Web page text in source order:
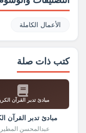
الأعمال الكاملة
كتب ذات صلة
مبادئ تدبر القرآن
مبادئ تدبر القرآن
عبدالمحسن